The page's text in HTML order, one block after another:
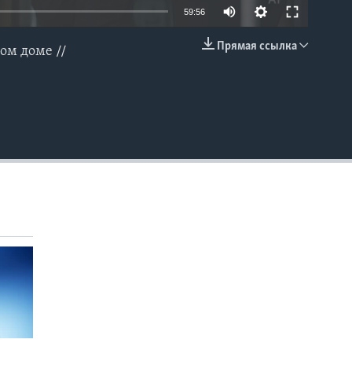
59:56
Прямая ссылка
доме //